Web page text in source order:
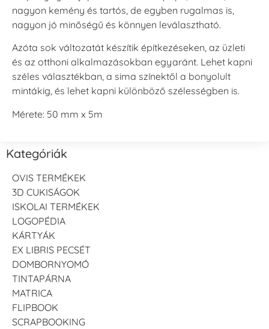
nagyon kemény és tartós, de egyben rugalmas is,
nagyon jó minőségű és könnyen leválasztható.
Azóta sok változatát készítik építkezéseken, az üzleti
és az otthoni alkalmazásokban egyaránt. Lehet kapni
széles választékban, a sima színektől a bonyolult
mintákig, és lehet kapni különböző szélességben is.
Mérete: 50 mm x 5m
Kategóriák
OVIS TERMÉKEK
3D CUKISÁGOK
ISKOLAI TERMÉKEK
LOGOPÉDIA
KÁRTYÁK
EX LIBRIS PECSÉT
DOMBORNYOMÓ
TINTAPÁRNA
MATRICA
FLIPBOOK
SCRAPBOOKING